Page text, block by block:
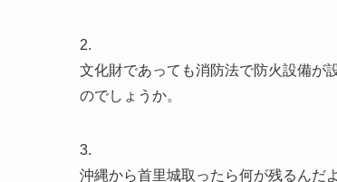
2.
文化財であっても消防法で防火設備が
のでしょうか。
3.
沖縄から首里城取ったら何が残るんだ